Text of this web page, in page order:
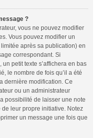
?
vous ne pouvez modifier
Vous pouvez modifier un
après sa publication) en
correspondant. Si
petit texte s’affichera en bas
le nombre de fois qu’il a été
dernière modification. Ce
ou un administrateur
possibilité de laisser une note
leur propre initiative. Notez
un message une fois que